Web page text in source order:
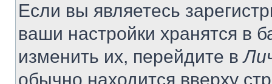
Если вы являетесь
ваши настройки хранятся в
изменить их, перейдите в
обычно находится вверху